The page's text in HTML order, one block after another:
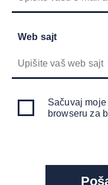
Web sajt
Sačuvaj
browseru za